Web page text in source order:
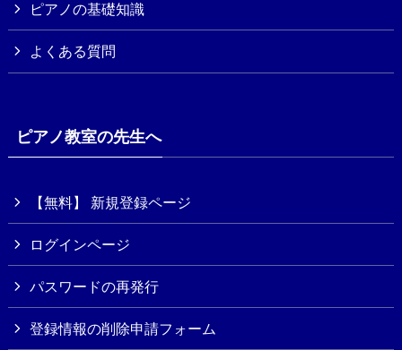
ピアノの基礎知識
よくある質問
ピアノ教室の先生へ
【無料】 新規登録ページ
ログインページ
パスワードの再発行
登録情報の削除申請フォーム